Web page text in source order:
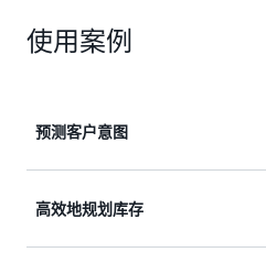
使用案例
预测客户意图
客户流失模式。
高效地规划库存